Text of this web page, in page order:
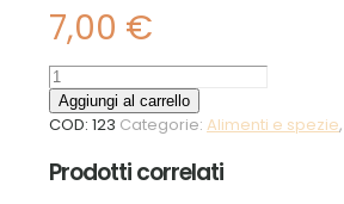
7,00 €
Caffè
d'orzo
quantità
Aggiungi al carrello
COD: 123 Categorie: Alimenti e spezie,
Prodotti correlati